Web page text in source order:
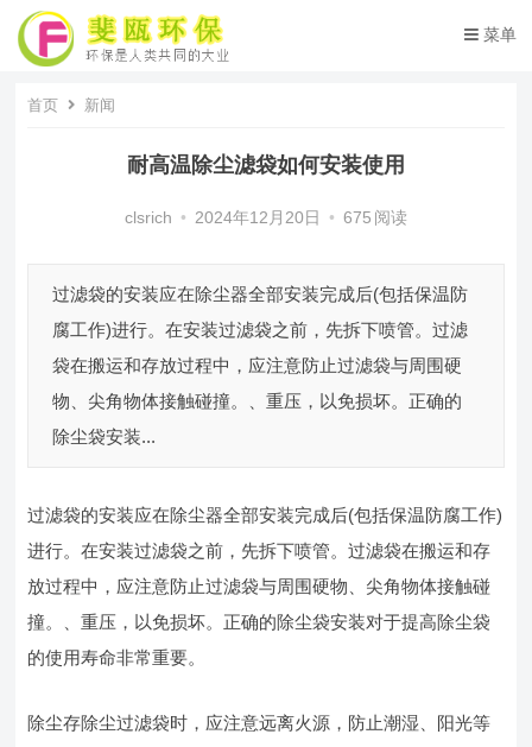
菜单
首页 新闻
耐高温除尘滤袋如何安装使用
clsrich • 2024年12月20日 • 675 阅读
过滤袋的安装应在除尘器全部安装完成后(包括保温防
腐工作)进行。在安装过滤袋之前，先拆下喷管。过滤
袋在搬运和存放过程中，应注意防止过滤袋与周围硬
物、尖角物体接触碰撞。、重压，以免损坏。正确的
除尘袋安装...
过滤袋的安装应在除尘器全部安装完成后(包括保温防腐工作)
进行。在安装过滤袋之前，先拆下喷管。过滤袋在搬运和存
放过程中，应注意防止过滤袋与周围硬物、尖角物体接触碰
撞。、重压，以免损坏。正确的除尘袋安装对于提高除尘袋
的使用寿命非常重要。
除尘存除尘过滤袋时，应注意远离火源，防止潮湿、阳光等